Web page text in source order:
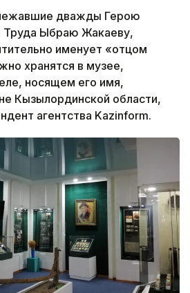
дважды Герою
Труда Ыбраю Жакаеву,
именует «отцом
хранятся в музее,
носящем его имя,
Кызылординской области,
агентства Kazinform.